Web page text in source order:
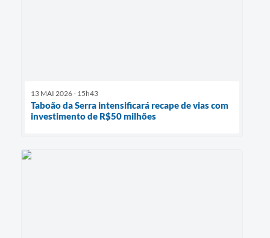
13 MAI 2026 - 15h43
Taboão da Serra intensificará recape de vias com
investimento de R$50 milhões